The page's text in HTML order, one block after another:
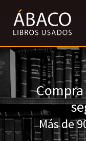
Más de